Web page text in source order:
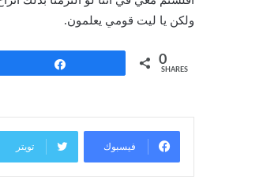
ولكن يا ليت قومي يعلمون.
0
SHARES
فيسبوك تويتر